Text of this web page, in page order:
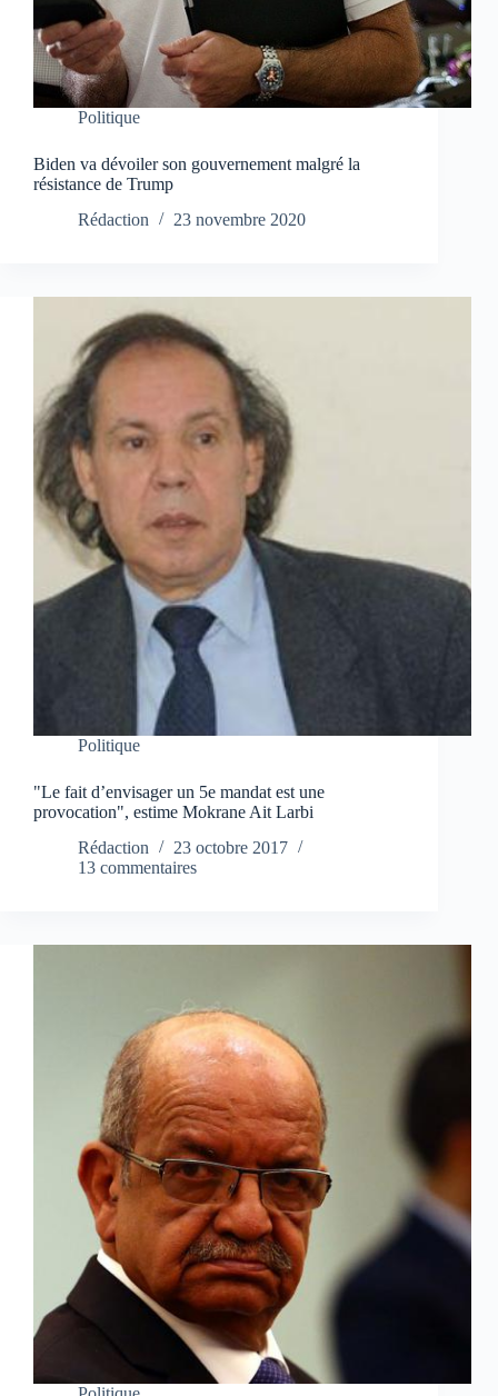
Politique
Biden va dévoiler son gouvernement malgré la
résistance de Trump
Rédaction
23 novembre 2020
Politique
"Le fait d’envisager un 5e mandat est une
provocation", estime Mokrane Ait Larbi
Rédaction
23 octobre 2017
13 commentaires